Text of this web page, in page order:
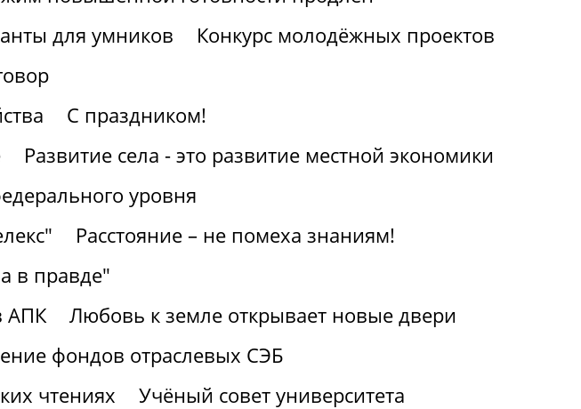
для умников
Конкурс молодёжных проектов
С праздником!
Развитие села - это развитие местной экономики
уровня
Расстояние – не помеха знаниям!
в правде"
АПК
Любовь к земле открывает новые двери
фондов отраслевых СЭБ
чтениях
Учёный совет университета